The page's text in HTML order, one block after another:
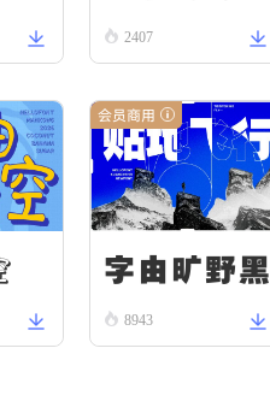
2407
会员商用
字由旷野黑
8943